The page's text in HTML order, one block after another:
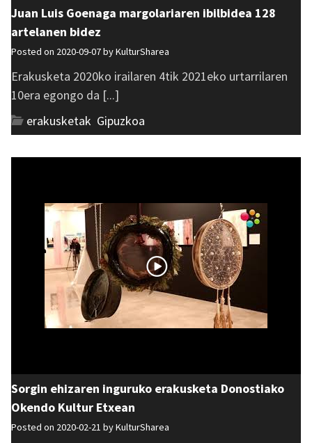
Juan Luis Goenaga margolariaren ibilbidea 128
artelanen bidez
Posted on 2020-09-07 byKulturSharea
Erakusketa 2020ko irailaren 4tik 2021eko urtarrilaren
10era egongo da [...]
erakusketak Gipuzkoa
Sorgin ehizaren inguruko erakusketa Donostiako
Okendo Kultur Etxean
Posted on 2020-02-21 byKulturSharea